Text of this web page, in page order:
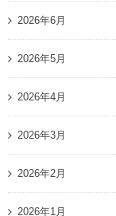
2026年6月
2026年5月
2026年4月
2026年3月
2026年2月
2026年1月